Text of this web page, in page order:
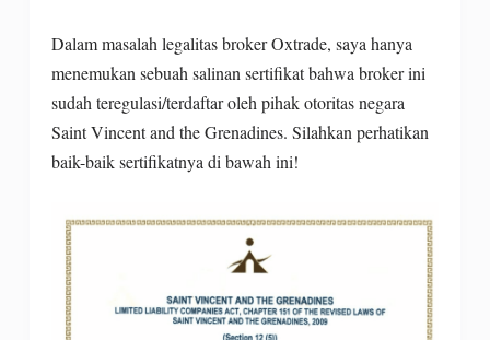
Dalam masalah legalitas broker Oxtrade, saya hanya
menemukan sebuah salinan sertifikat bahwa broker ini
sudah teregulasi/terdaftar oleh pihak otoritas negara
Saint Vincent and the Grenadines. Silahkan perhatikan
baik-baik sertifikatnya di bawah ini!